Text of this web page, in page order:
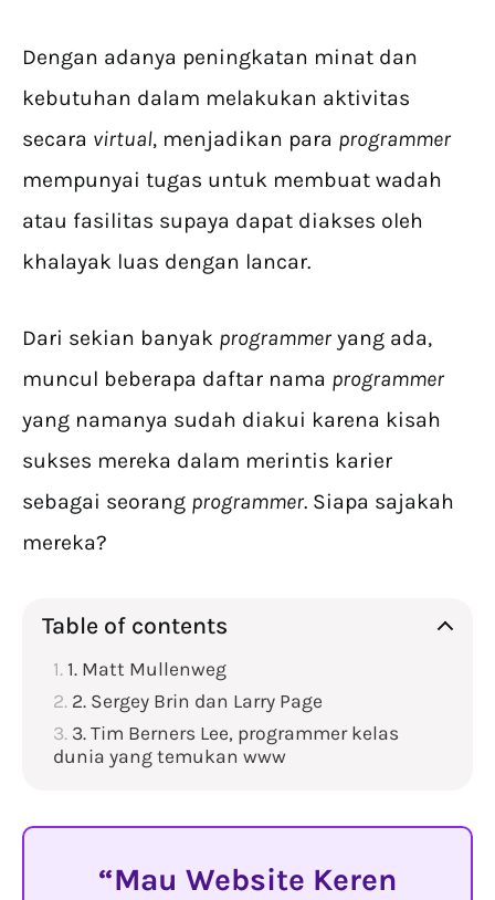
Dengan adanya peningkatan minat dan
kebutuhan dalam melakukan aktivitas
secara virtual, menjadikan para programmer
mempunyai tugas untuk membuat wadah
atau fasilitas supaya dapat diakses oleh
khalayak luas dengan lancar.
Dari sekian banyak programmer yang ada,
muncul beberapa daftar nama programmer
yang namanya sudah diakui karena kisah
sukses mereka dalam merintis karier
sebagai seorang programmer. Siapa sajakah
mereka?
Table of contents
1. Matt Mullenweg
2. Sergey Brin dan Larry Page
3. Tim Berners Lee, programmer kelas
dunia yang temukan www
Mau Website Keren